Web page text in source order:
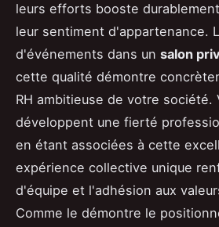
leurs efforts booste
leur sentiment d'appartenance.
d'événements dans un salon
cette qualité démontre
RH ambitieuse de votre société.
développent une fierté
en étant associées à cette
expérience collective unique
d'équipe et l'adhésion aux
Comme le démontre le